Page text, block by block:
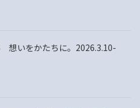
想いをかたちに。2026.3.10-